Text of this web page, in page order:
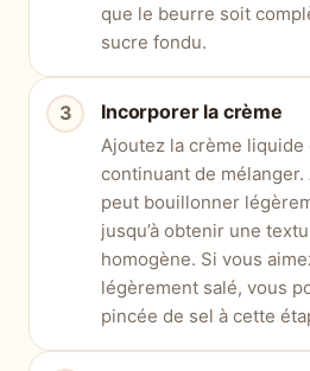
que le beurre soit
sucre fondu.
Incorporer la crème
Ajoutez la crème
continuant de
peut bouillonner
jusqu’à obtenir une
homogène. Si vous
légèrement salé, vous
pincée de sel à cette